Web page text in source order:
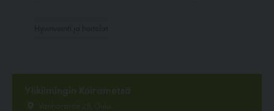
Ylikiimingin Koirametsä
Vanharanta 29, Oulu